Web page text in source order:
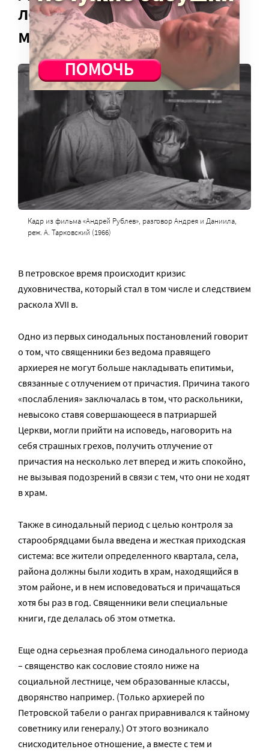
лестнице стоял ниже
многих своих чад
Кадр из фильма «Андрей Рублев», разговор Андрея и Даниила,
реж. А. Тарковский (1966)
В петровское время происходит кризис
духовничества, который стал в том числе и следствием
раскола XVII в.
Одно из первых синодальных постановлений говорит
о том, что священники без ведома правящего
архиерея не могут больше накладывать епитимьи,
связанные с отлучением от причастия. Причина такого
«послабления» заключалась в том, что раскольники,
невысоко ставя совершающееся в патриаршей
Церкви, могли прийти на исповедь, наговорить на
себя страшных грехов, получить отлучение от
причастия на несколько лет вперед и жить спокойно,
не вызывая подозрений в связи с тем, что они не ходят
в храм.
Также в синодальный период с целью контроля за
старообрядцами была введена и жесткая приходская
система: все жители определенного квартала, села,
района должны были ходить в храм, находящийся в
этом районе, и в нем исповедоваться и причащаться
хотя бы раз в год. Священники вели специальные
книги, где делалась об этом отметка.
Еще одна серьезная проблема синодального периода
– священство как сословие стояло ниже на
социальной лестнице, чем образованные классы,
дворянство например. (Только архиерей по
Петровской табели о рангах приравнивался к тайному
советнику или генералу.) От этого возникало
снисходительное отношение, а вместе с тем и